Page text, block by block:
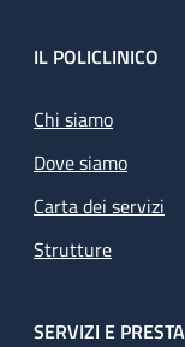
Footer
IL POLICLINICO
Chi siamo
Dove siamo
Carta dei servizi
Strutture
SERVIZI E